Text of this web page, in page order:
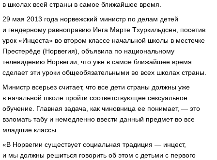
в школах всей страны в самое ближайшее время.
29 мая 2013 года норвежский министр по делам детей
и гендерному равноправию Инга Марте Tхуркильдсен, посетив
урок «Инцеста» во втором классе начальной школы в местечке
Престерёде (Норвегия), объявила по национальному
телевидению Норвегии, что уже в самое ближайшее время
сделает эти уроки общеобязательными во всех школах страны.
Министр всерьез считает, что все дети страны должны уже
в начальной школе пройти соответствующее сексуальное
обучение. Главная задача, как чиновница ее понимает, — это
взломать табу и немедленно ввести данный предмет во все
младшие классы.
«В Норвегии существует социальная традиция — инцест,
и мы должны решиться говорить об этом с детьми с первого